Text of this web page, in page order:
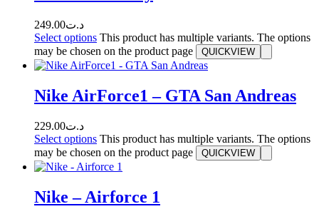
د.ت249.00
Select options This product has multiple variants. The options
may be chosen on the product page
QUICKVIEW
Nike AirForce1 – GTA San Andreas
د.ت229.00
Select options This product has multiple variants. The options
may be chosen on the product page
QUICKVIEW
Nike – Airforce 1